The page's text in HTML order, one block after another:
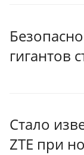
гигантов
Стало
ZTE при